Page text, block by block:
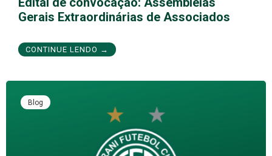
Gerais Extraordinárias de Associados
CONTINUE LENDO →
Blog